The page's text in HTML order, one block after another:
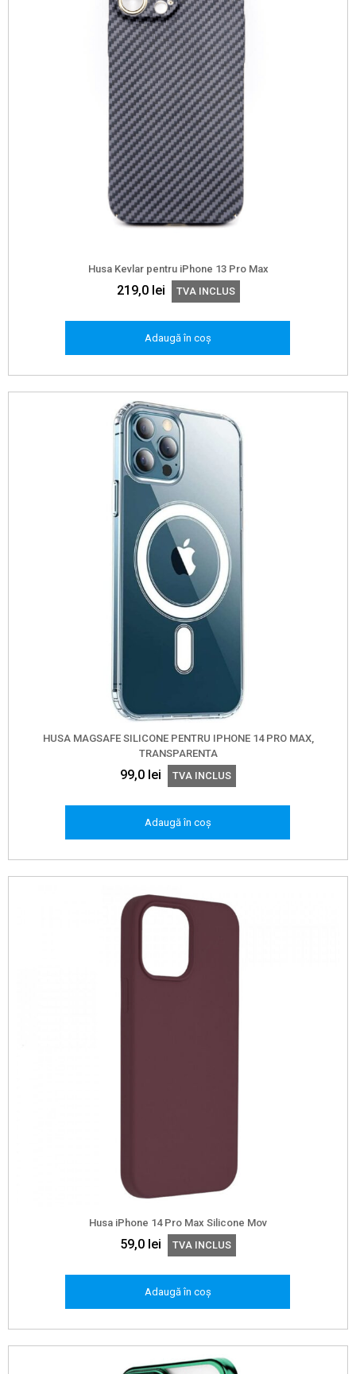
Husa Kevlar pentru iPhone 13 Pro Max
219,0 lei TVA INCLUS
Adaugă în coș
HUSA MAGSAFE SILICONE PENTRU IPHONE 14 PRO MAX,
TRANSPARENTA
99,0 lei TVA INCLUS
Adaugă în coș
Husa iPhone 14 Pro Max Silicone Mov
59,0 lei TVA INCLUS
Adaugă în coș